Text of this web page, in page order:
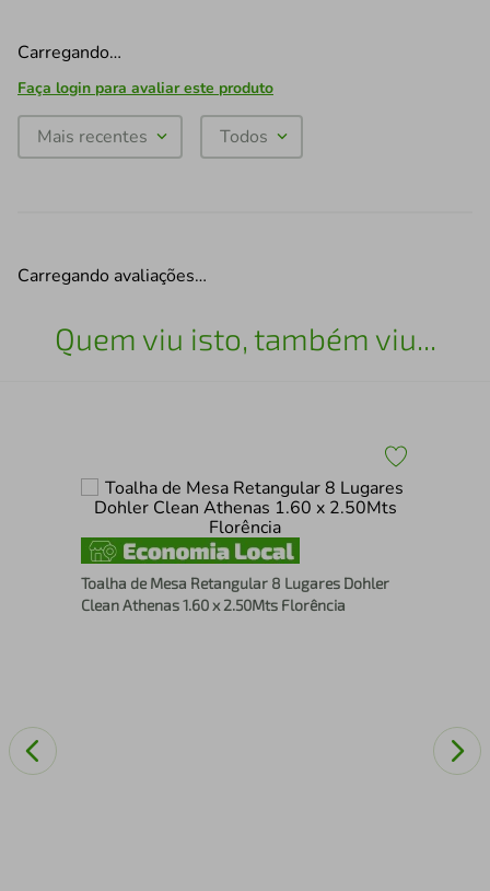
Carregando…
Faça login para avaliar este produto
Mais recentes Todos
Carregando avaliações…
Quem viu isto, também viu...
Toalha de Mesa Retangular 8 Lugares Dohler
Clean Athenas 1.60 x 2.50Mts Florência